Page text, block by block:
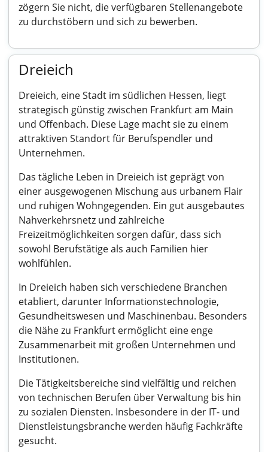
zögern Sie nicht, die verfügbaren Stellenangebote
zu durchstöbern und sich zu bewerben.
Dreieich
Dreieich, eine Stadt im südlichen Hessen, liegt
strategisch günstig zwischen Frankfurt am Main
und Offenbach. Diese Lage macht sie zu einem
attraktiven Standort für Berufspendler und
Unternehmen.
Das tägliche Leben in Dreieich ist geprägt von
einer ausgewogenen Mischung aus urbanem Flair
und ruhigen Wohngegenden. Ein gut ausgebautes
Nahverkehrsnetz und zahlreiche
Freizeitmöglichkeiten sorgen dafür, dass sich
sowohl Berufstätige als auch Familien hier
wohlfühlen.
In Dreieich haben sich verschiedene Branchen
etabliert, darunter Informationstechnologie,
Gesundheitswesen und Maschinenbau. Besonders
die Nähe zu Frankfurt ermöglicht eine enge
Zusammenarbeit mit großen Unternehmen und
Institutionen.
Die Tätigkeitsbereiche sind vielfältig und reichen
von technischen Berufen über Verwaltung bis hin
zu sozialen Diensten. Insbesondere in der IT- und
Dienstleistungsbranche werden häufig Fachkräfte
gesucht.